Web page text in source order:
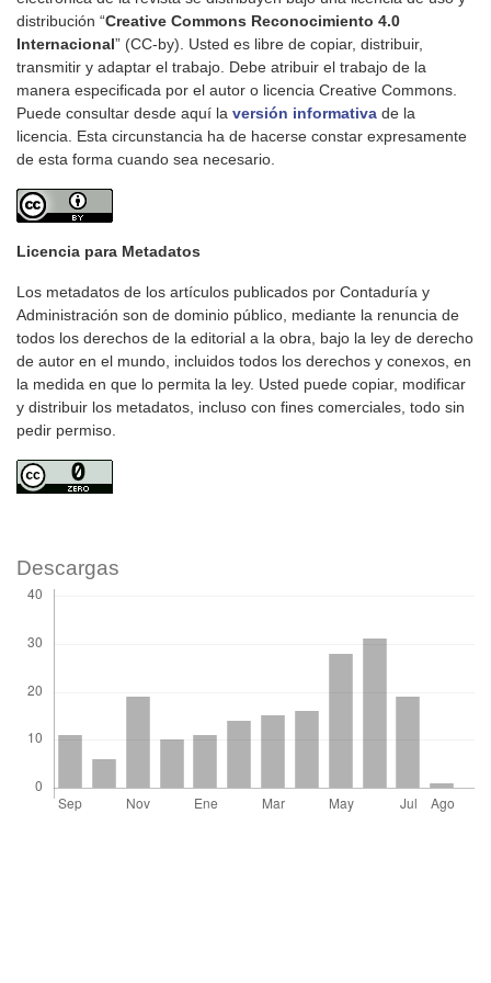
distribución “Creative Commons Reconocimiento 4.0
Internacional” (CC-by). Usted es libre de copiar, distribuir,
transmitir y adaptar el trabajo. Debe atribuir el trabajo de la
manera especificada por el autor o licencia Creative Commons.
Puede consultar desde aquí la versión informativa de la
licencia. Esta circunstancia ha de hacerse constar expresamente
de esta forma cuando sea necesario.
Licencia para Metadatos
Los metadatos de los artículos publicados por Contaduría y
Administración son de dominio público, mediante la renuncia de
todos los derechos de la editorial a la obra, bajo la ley de derecho
de autor en el mundo, incluidos todos los derechos y conexos, en
la medida en que lo permita la ley. Usted puede copiar, modificar
y distribuir los metadatos, incluso con fines comerciales, todo sin
pedir permiso.
Descargas